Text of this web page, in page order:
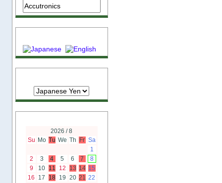
2026 / 8
Su Mo Tu We Th Fr Sa
1
2
3 4 5 6 7
8
9
10 11 12 13 14 15
16
17 18 19 20 21 22